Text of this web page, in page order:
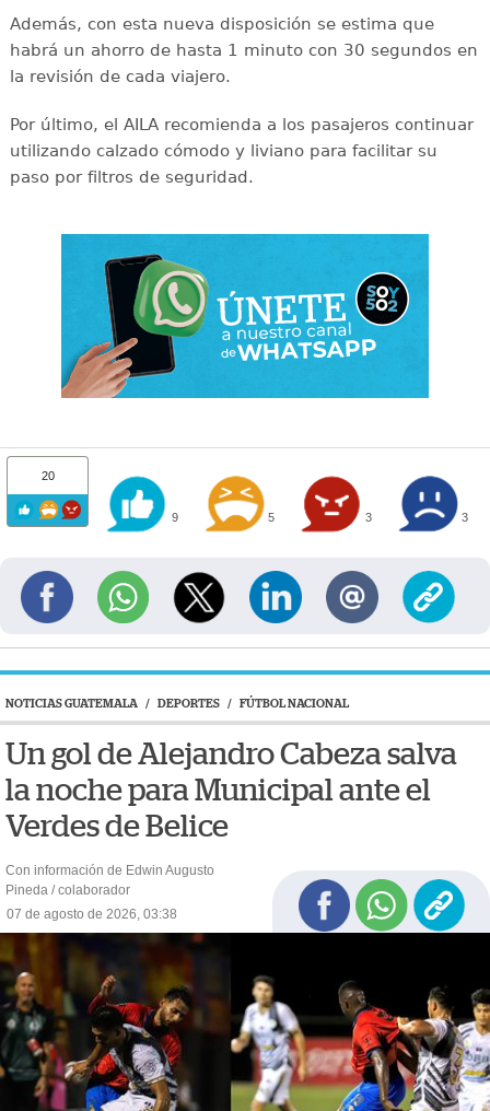
Además, con esta nueva disposición se estima que
habrá un ahorro de hasta 1 minuto con 30 segundos en
la revisión de cada viajero.
Por último, el AILA recomienda a los pasajeros continuar
utilizando calzado cómodo y liviano para facilitar su
paso por filtros de seguridad.
20
9 5 3 3
NOTICIAS GUATEMALA / DEPORTES / FÚTBOL NACIONAL
Un gol de Alejandro Cabeza salva
la noche para Municipal ante el
Verdes de Belice
Con información de Edwin Augusto
Pineda / colaborador
07 de agosto de 2026, 03:38